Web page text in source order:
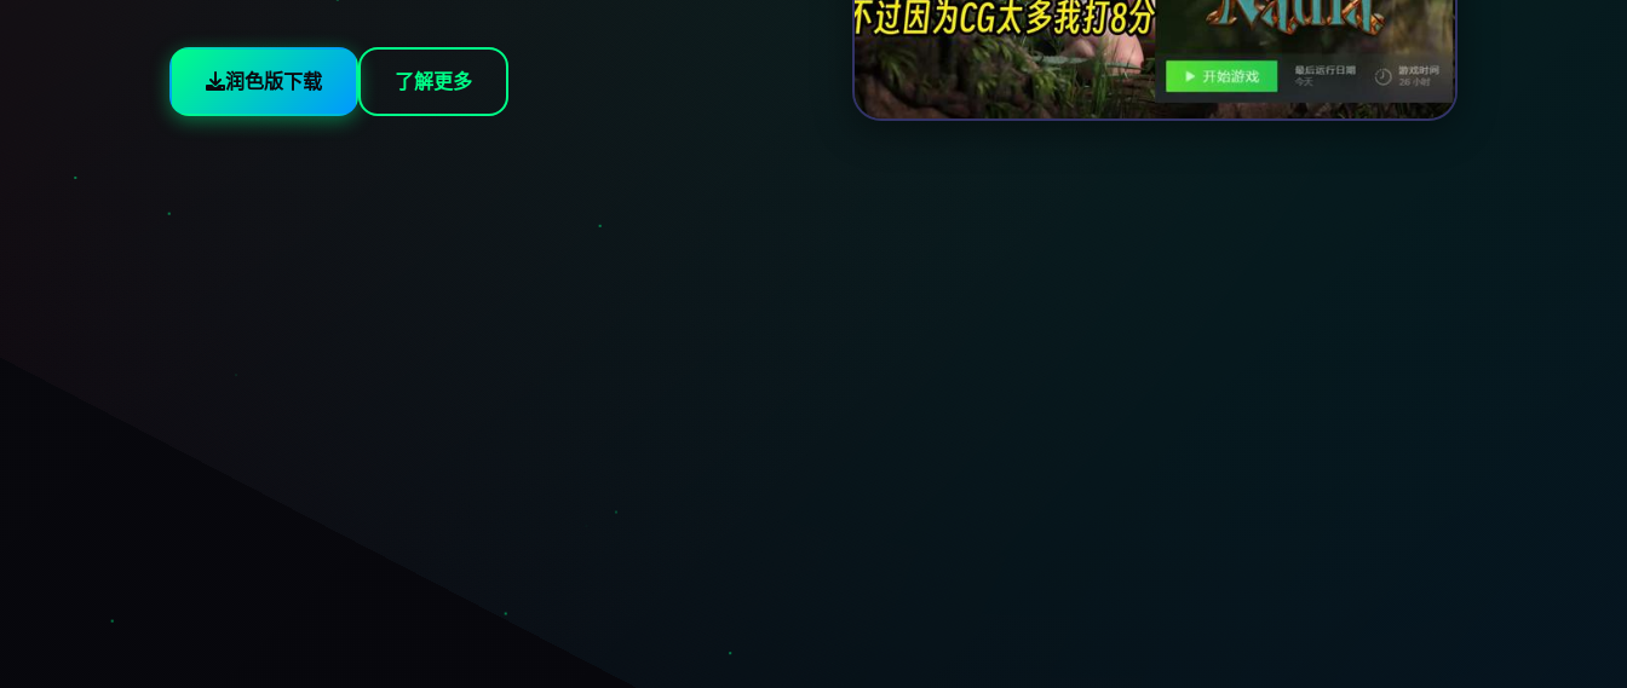
润色版下载 了解更多